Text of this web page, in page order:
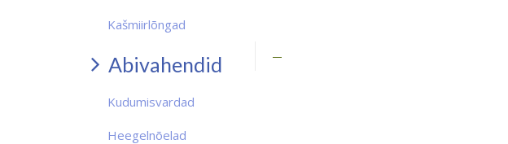
Kašmiirlõngad
Abivahendid
Kudumisvardad
Heegelnõelad